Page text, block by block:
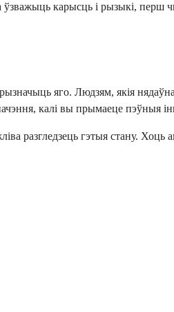
карысць і рызыкі, перш
яго. Людзям, якія
калі вы прымаеце пэўныя
разгледзець гэтыя стану.